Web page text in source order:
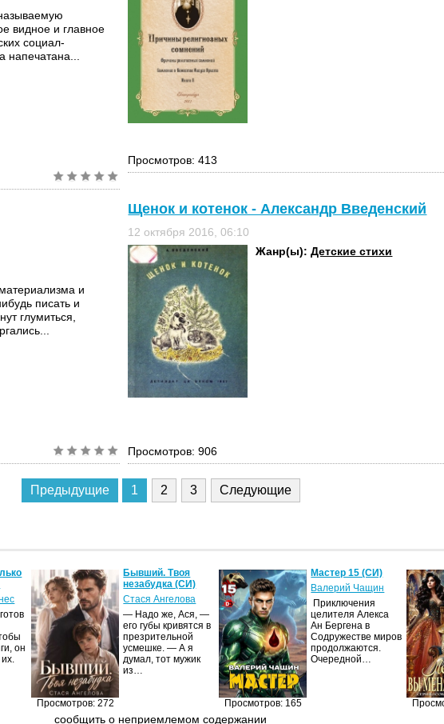
видное и главное
социал-
напечатана...
Просмотров: 413
и
писать и
глумиться,
Щенок и котенок - Александр Введенский
12 октября 2016, 06:10
Жанр(ы):Детские стихи
Просмотров: 906
Предыдущие 1 2 3 Следующие
он
Просмотров: 272
Бывший. Твоя
незабудка (СИ)
Стася Ангелова
— Надо же, Ася, —
его губы кривятся в
презрительной
усмешке. — А я
думал, тот мужик
из…
Просмотров: 165
Мастер 15 (СИ)
Валерий Чащин
Приключения
целителя Алекса
Ан Бергена в
Содружестве миров
продолжаются.
Очередной…
сообщить о неприемлемом содержании